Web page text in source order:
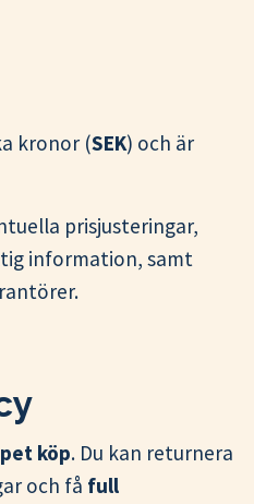
kronor (SEK) och är
prisjusteringar,
information, samt
köp. Du kan returnera
och få full